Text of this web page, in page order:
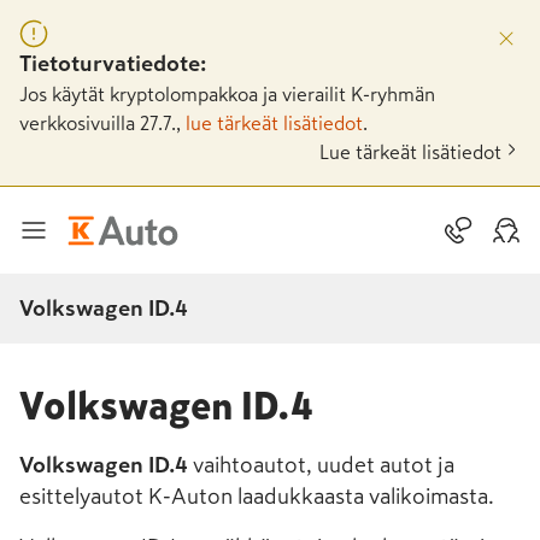
Tietoturvatiedote:
Jos käytät kryptolompakkoa ja vierailit K-ryhmän
verkkosivuilla 27.7.,
lue tärkeät lisätiedot
Lue tärkeät lisätiedot
Volkswagen ID.4
Volkswagen ID.4
Volkswagen ID.4 vaihtoautot, uudet autot ja
esittelyautot K-Auton laadukkaasta valikoimasta.